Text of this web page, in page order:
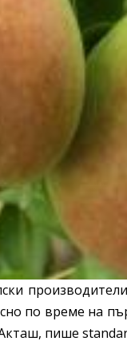
по време на
пише